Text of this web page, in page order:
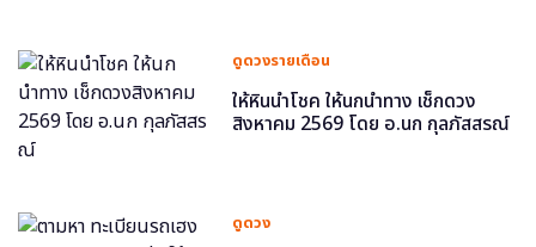
ดูดวงรายเดือน
ให้หินนำโชค ให้นกนำทาง เช็กดวง
สิงหาคม 2569 โดย อ.นก กุลภัสสรณ์
ดูดวง